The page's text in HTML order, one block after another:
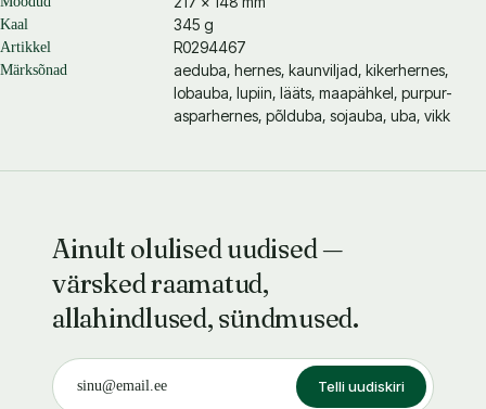
Kaal 345 g
Artikkel R0294467
Märksõnad
aeduba, hernes, kaunviljad, kikerhernes,
lobauba, lupiin, lääts, maapähkel, purpur-
asparhernes, põlduba, sojauba, uba, vikk
Ainult olulised uudised —
värsked raamatud,
allahindlused, sündmused.
Telli uudiskiri